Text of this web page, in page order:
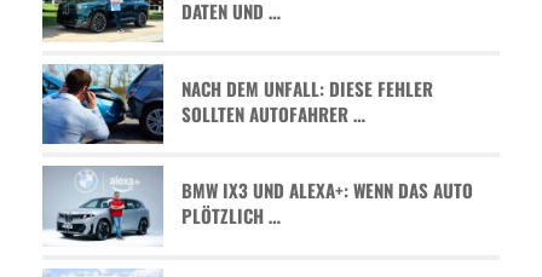
ATEN UND …
NACH DEM UNFALL: DIESE FEHLER
SOLLTEN AUTOFAHRER …
BMW IX3 UND ALEXA+: WENN DAS AUTO
PLÖTZLICH …